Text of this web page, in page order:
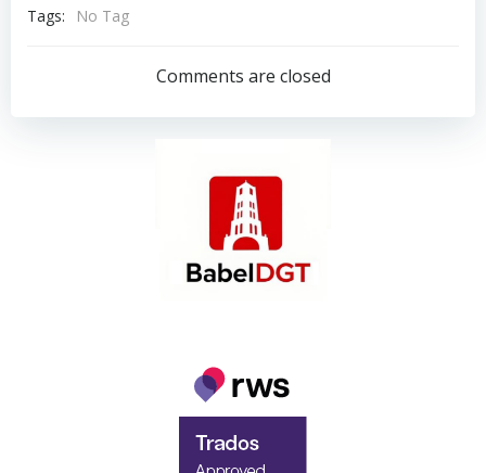
Tags:
No Tag
Comments are closed